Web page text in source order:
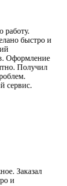
работу.
быстро и
Оформление
Получил
сервис.
Заказал
и